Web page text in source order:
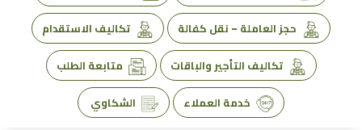
حجز العاملة - نقل كفالة تكاليف الاستقدام
تكاليف التأجير والباقات متابعة الطلب
خدمة العملاء الشكاوي